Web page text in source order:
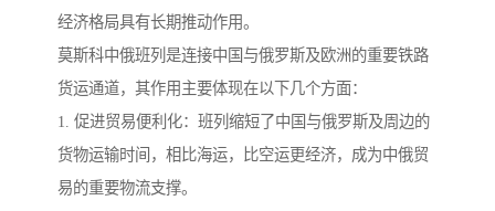
经济格局具有长期推动作用。
莫斯科中俄班列是连接中国与俄罗斯及欧洲的重要铁路
货运通道，其作用主要体现在以下几个方面：
1. 促进贸易便利化：班列缩短了中国与俄罗斯及周边的
货物运输时间，相比海运，比空运更经济，成为中俄贸
易的重要物流支撑。